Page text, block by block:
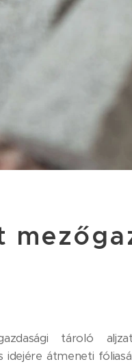
tároló
idejére átmeneti